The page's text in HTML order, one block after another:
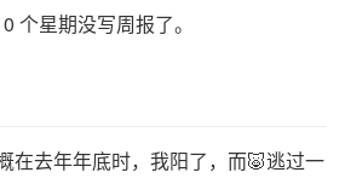
个星期没写周报了。
在去年年底时，我阳了，而🐷逃过一